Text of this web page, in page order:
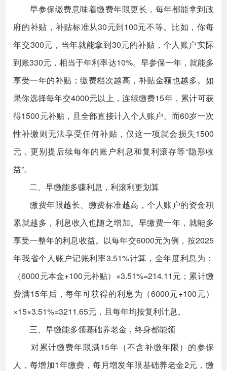
早参保缴费意味着缴费年限更长，每年都能拿到政
府的补贴，补贴标准从30元到100元不等。比如，你每
年交300元，当年就能拿到30元的补贴，个人账户实际
到账330元，相当于年利率达10%。早参保一年，就能多
享受一年的补贴；缴费档次越高，补贴金额也越多。如
果你选择每年交4000元以上，连续缴费15年，累计可获
得1500元补贴，且全部直接计入个人账户。而60岁一次
性补缴则无法享受任何补贴，仅这一项就会损失1500
元，更别提后续每年的账户利息和复利滚存等“隐形收
益”。
二、早缴能多赚利息，利滚利更划算
缴费年限越长、缴费标准越高，个人账户的资金积
累就越多，利息收入也随之增加。早缴费一年，就能多
享受一整年的利息收益。以每年交6000元为例，按2025
年我省个人账户记账利率3.51%计算，全年度利息为：
（6000元本金+100元补贴）×3.51%=214.11元；累计缴
费满15年后，每年可获得的利息为（6000元+100元）
×15×3.51%=3211.65元，且每年均按复利计息。
三、早缴能多领基础养老金，终身都能领
对累计缴费年限满15年（不含补缴年限）的参保
人，每增加1年缴费，每月增发年限基础养老金2元，缴